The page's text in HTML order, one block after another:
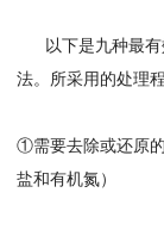
以下是九种最有
法。所采用的处理
①需要去除或还原
盐和有机氮）